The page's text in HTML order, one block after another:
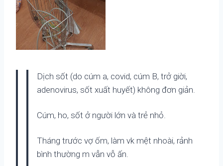
Dịch sốt (do cúm a, covid, cúm B, trở giời,
adenovirus, sốt xuất huyết) không đơn giản.
Cúm, ho, sốt ở người lớn và trẻ nhỏ.
Tháng trước vợ ốm, làm vk mệt nhoài, rảnh
bình thường m vẫn vỗ ấn.